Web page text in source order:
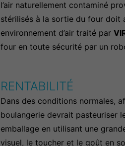
l’air naturellement contaminé
stérilisés à la sortie du four doit
environnement d’air traité par
four en toute sécurité par un
RENTABILITÉ
Dans des conditions normales,
boulangerie devrait pasteuriser
emballage en utilisant une
visuel, le toucher et le goût en